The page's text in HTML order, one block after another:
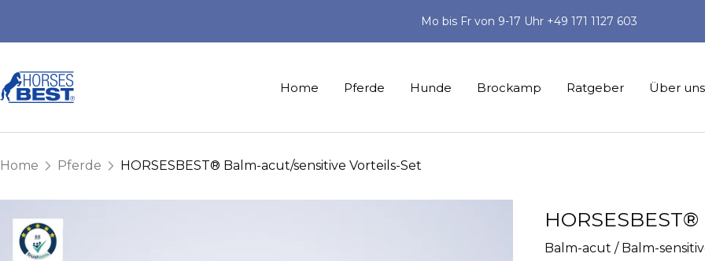
Mo bis Fr von 9-17 Uhr +49 171 1127 603
Home Pferde Hunde Brockamp Ratgeber Über uns
HorsesBest®
Home Pferde HORSESBEST® Balm-acut/sensitive Vorteils-Set
Balm-acut / Balm-